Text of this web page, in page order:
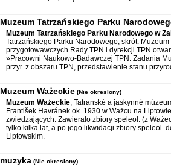
Muzeum Tatrzańskiego Parku
Muzeum Tatrzańskiego Parku Narodowego w
Tatrzańskiego Parku Narodowego, skrót:
przygotowawczych Rady TPN i dyrekcji TPN
»Pracowni Naukowo-Badawczej TPN. Zadania
przyr. z obszaru TPN, przedstawienie stanu
Muzeum Ważeckie (Nie okreslony)
Muzeum Ważeckie; Tatranské a jaskynné
František Havránek ok. 1930 w Ważcu na
zwiedzających. Zawierało zbiory speleol. (z
tylko kilka lat, a po jego likwidacji zbiory speleol.
Liptowskim.
muzyka (Nie okreslony)